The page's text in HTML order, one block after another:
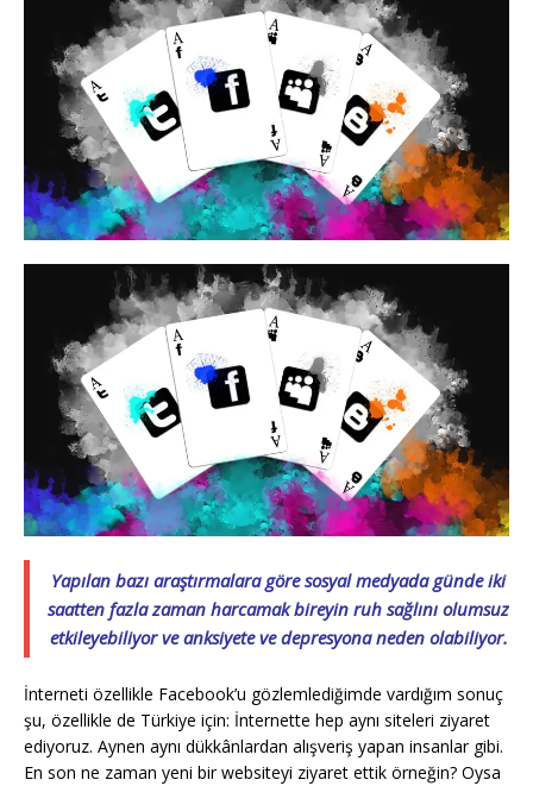
Yapılan bazı araştırmalara göre sosyal medyada günde iki
saatten fazla zaman harcamak bireyin ruh sağlını olumsuz
etkileyebiliyor ve anksiyete ve depresyona neden olabiliyor.
İnterneti özellikle Facebook’u gözlemlediğimde vardığım sonuç
şu, özellikle de Türkiye için: İnternette hep aynı siteleri ziyaret
ediyoruz. Aynen aynı dükkânlardan alışveriş yapan insanlar gibi.
En son ne zaman yeni bir websiteyi ziyaret ettik örneğin? Oysa